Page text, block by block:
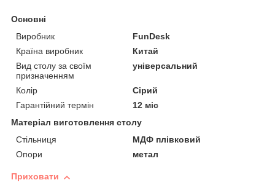
Основні
Виробник
FunDesk
Країна виробник
Китай
Вид столу за своїм
призначенням
універсальний
Колір
Сірий
Гарантійний термін
12 міс
Матеріал виготовлення столу
Стільниця
МДФ плівковий
Опори
метал
Приховати